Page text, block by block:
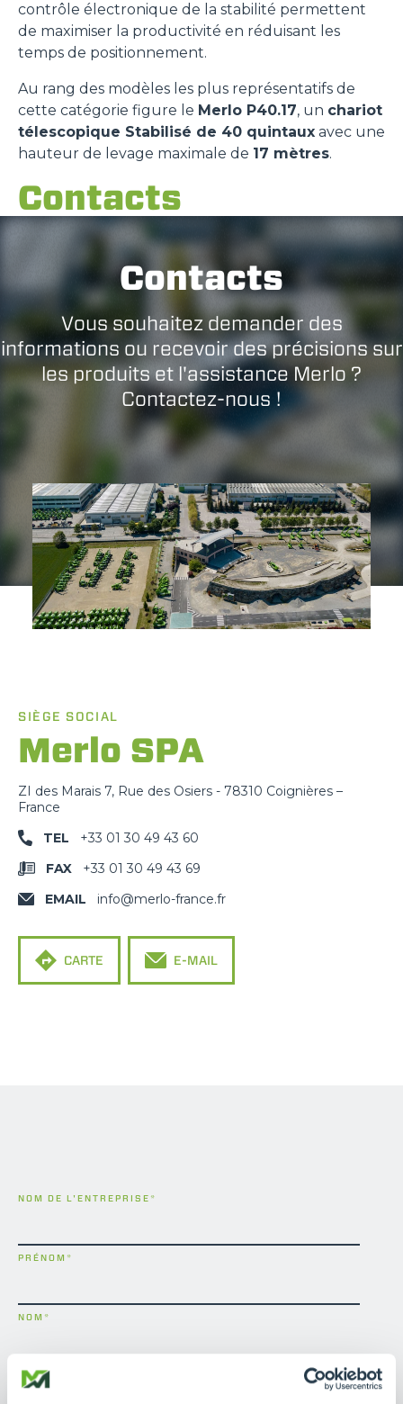
contrôle électronique de la stabilité permettent
de maximiser la productivité en réduisant les
temps de positionnement.
Au rang des modèles les plus représentatifs de
cette catégorie figure le Merlo P40.17, un chariot
télescopique Stabilisé de 40 quintaux avec une
hauteur de levage maximale de 17 mètres.
Contacts
Contacts
Vous souhaitez demander des
informations ou recevoir des précisions sur
les produits et l'assistance Merlo ?
Contactez-nous !
SIÈGE SOCIAL
Merlo SPA
ZI des Marais 7, Rue des Osiers - 78310 Coignières –
France
TEL
+33 01 30 49 43 60
FAX
+33 01 30 49 43 69
EMAIL
info@merlo-france.fr
CARTE E-MAIL
NOM DE L'ENTREPRISE*
PRÉNOM *
NOM *
E-MAIL